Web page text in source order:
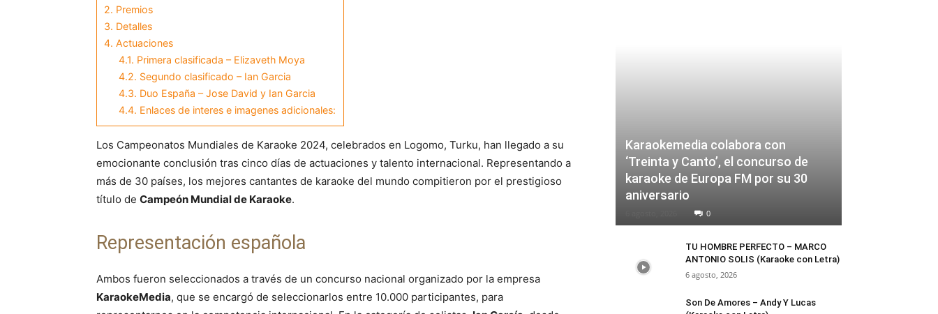
2. Premios
3. Detalles
4. Actuaciones
4.1. Primera clasificada – Elizaveth Moya
4.2. Segundo clasificado – Ian Garcia
4.3. Duo España – Jose David y Ian Garcia
4.4. Enlaces de interes e imagenes adicionales:
Los Campeonatos Mundiales de Karaoke 2024, celebrados en Logomo, Turku, han llegado a su
emocionante conclusión tras cinco días de actuaciones y talento internacional. Representando a
más de 30 países, los mejores cantantes de karaoke del mundo compitieron por el prestigioso
título de Campeón Mundial de Karaoke.
Representación española
Ambos fueron seleccionados a través de un concurso nacional organizado por la empresa
KaraokeMedia, que se encargó de seleccionarlos entre 10.000 participantes, para
Karaokemedia colabora con
‘Treinta y Canto’, el concurso de
karaoke de Europa FM por su 30
aniversario
0
TU HOMBRE PERFECTO – MARCO
ANTONIO SOLIS (Karaoke con Letra)
6 agosto, 2026
Son De Amores – Andy Y Lucas